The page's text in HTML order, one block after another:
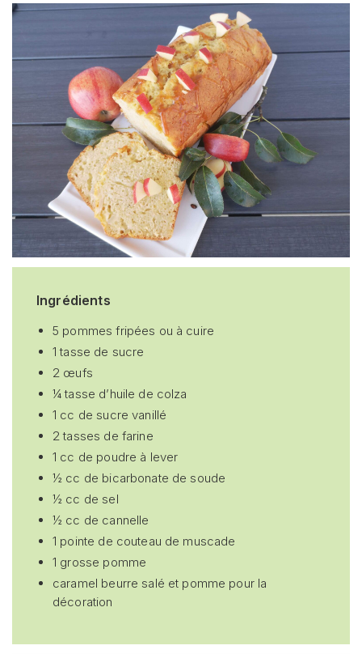
Ingrédients
5 pommes fripées ou à cuire
1 tasse de sucre
2 œufs
¼ tasse d’huile de colza
1 cc de sucre vanillé
2 tasses de farine
1 cc de poudre à lever
½ cc de bicarbonate de soude
½ cc de sel
½ cc de cannelle
1 pointe de couteau de muscade
1 grosse pomme
caramel beurre salé et pomme pour la
décoration